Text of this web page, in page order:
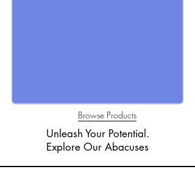
Browse Products
Unleash Your Potential.
Explore Our Abacuses